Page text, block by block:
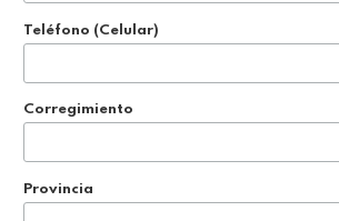
Teléfono (Celular)
Corregimiento
Provincia